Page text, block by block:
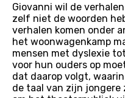
Giovanni wil de
zelf niet de woorden
verhalen komen onder
het woonwagenkamp
mensen met dyslexie
voor hun ouders op
dat daarop volgt,
de taal van zijn jongere